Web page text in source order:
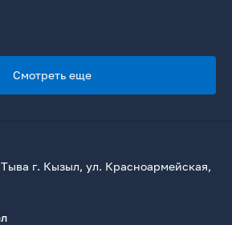
Смотреть еще
г. Кызыл, ул. Красноармейская,